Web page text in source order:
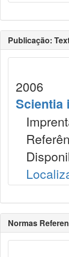
Publicação:
2006
Scientia
Normas